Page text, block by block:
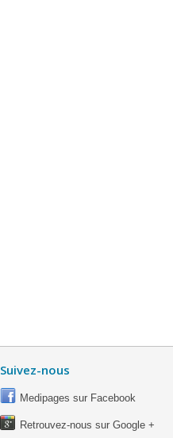
Suivez-nous
Medipages sur Facebook
Retrouvez-nous sur Google +